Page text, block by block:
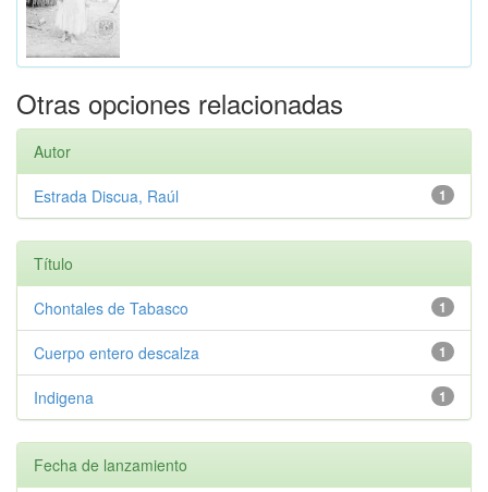
Otras opciones relacionadas
Autor
1
Estrada Discua, Raúl
Título
1
Chontales de Tabasco
1
Cuerpo entero descalza
1
Indigena
Fecha de lanzamiento